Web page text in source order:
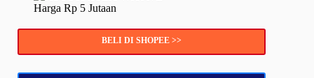
Harga Rp 5 Jutaan
BELI DI SHOPEE >>